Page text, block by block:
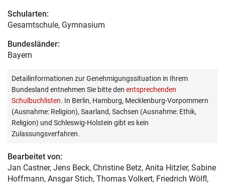
Schularten:
Gesamtschule, Gymnasium
Bundesländer:
Bayern
Detailinformationen zur Genehmigungssituation in Ihrem
Bundesland entnehmen Sie bitte den entsprechenden
Schulbuchlisten. In Berlin, Hamburg, Mecklenburg-Vorpommern
(Ausnahme: Religion), Saarland, Sachsen (Ausnahme: Ethik,
Religion) und Schleswig-Holstein gibt es kein
Zulassungsverfahren.
Bearbeitet von:
Jan Castner, Jens Beck, Christine Betz, Anita Hitzler, Sabine
Hoffmann, Ansgar Stich, Thomas Volkert, Friedrich Wölfl,